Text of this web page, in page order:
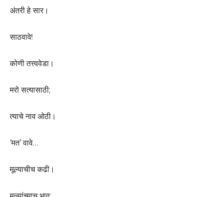
अंतरी हे सार।
साठवावे!
कोणी तत्त्ववेडा।
मरो सत्यासाठी;
त्याचे नाव ओठी।
‘मत’ वावे…
मूल्याचीच कढी।